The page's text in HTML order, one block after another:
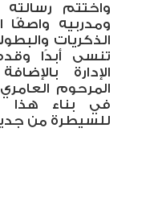
واختتم رسالته
ومدربيه واصفًا
الذكريات
تنسى أبدًا
الإدارة
المرحوم
في بناء هذا
للسيطرة من